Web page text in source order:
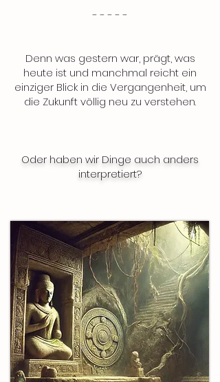
​- - - - -
Denn was gestern war, prägt, was
heute ist und manchmal reicht ein
einziger Blick in die Vergangenheit, um
die Zukunft völlig neu zu verstehen.
Oder haben wir Dinge auch anders
interpretiert?